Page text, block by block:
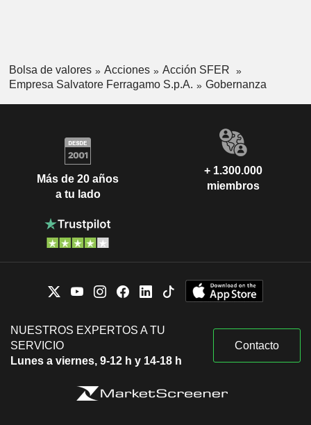
Bolsa de valores Acciones
Acción SFER
Empresa Salvatore Ferragamo S.p.A.
Gobernanza
Más de 20 años
a tu lado
+ 1.300.000
miembros
NUESTROS EXPERTOS A TU
SERVICIO
Lunes a viernes, 9-12 h y 14-18 h
Contacto